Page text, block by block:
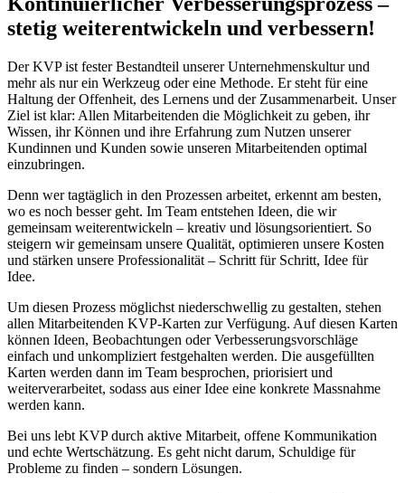
stetig weiterentwickeln und verbessern!
Der KVP ist fester Bestandteil unserer Unternehmenskultur und
mehr als nur ein Werkzeug oder eine Methode. Er steht für eine
Haltung der Offenheit, des Lernens und der Zusammenarbeit. Unser
Ziel ist klar: Allen Mitarbeitenden die Möglichkeit zu geben, ihr
Wissen, ihr Können und ihre Erfahrung zum Nutzen unserer
Kundinnen und Kunden sowie unseren Mitarbeitenden optimal
einzubringen.
Denn wer tagtäglich in den Prozessen arbeitet, erkennt am besten,
wo es noch besser geht. Im Team entstehen Ideen, die wir
gemeinsam weiterentwickeln – kreativ und lösungsorientiert. So
steigern wir gemeinsam unsere Qualität, optimieren unsere Kosten
und stärken unsere Professionalität – Schritt für Schritt, Idee für
Idee.
Um diesen Prozess möglichst niederschwellig zu gestalten, stehen
allen Mitarbeitenden KVP-Karten zur Verfügung. Auf diesen Karten
können Ideen, Beobachtungen oder Verbesserungsvorschläge
einfach und unkompliziert festgehalten werden. Die ausgefüllten
Karten werden dann im Team besprochen, priorisiert und
weiterverarbeitet, sodass aus einer Idee eine konkrete Massnahme
werden kann.
Bei uns lebt KVP durch aktive Mitarbeit, offene Kommunikation
und echte Wertschätzung. Es geht nicht darum, Schuldige für
Probleme zu finden – sondern Lösungen.